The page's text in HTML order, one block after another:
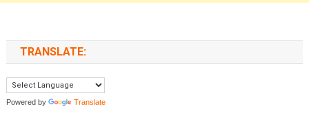
TRANSLATE:
Powered by Translate